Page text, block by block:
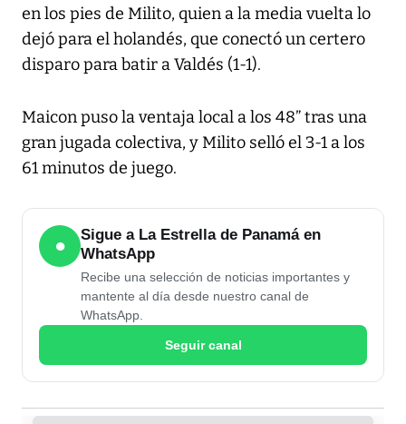
en los pies de Milito, quien a la media vuelta lo
dejó para el holandés, que conectó un certero
disparo para batir a Valdés (1-1).
Maicon puso la ventaja local a los 48” tras una
gran jugada colectiva, y Milito selló el 3-1 a los
61 minutos de juego.
●
Sigue a La Estrella de Panamá en
WhatsApp
Recibe una selección de noticias importantes y
mantente al día desde nuestro canal de
WhatsApp.
Seguir canal